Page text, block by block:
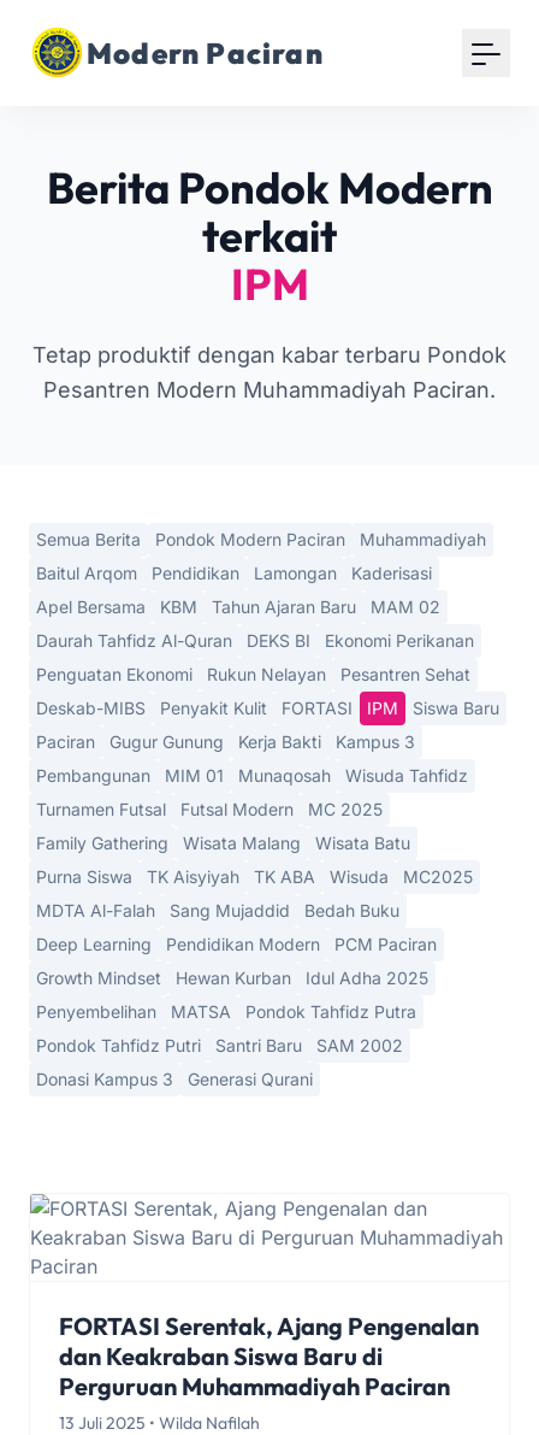
Modern Paciran
Berita Pondok Modern
terkait
IPM
Tetap produktif dengan kabar terbaru Pondok
Pesantren Modern Muhammadiyah Paciran.
Semua Berita Pondok Modern Paciran
Muhammadiyah
Baitul Arqom
Pendidikan Lamongan
Kaderisasi
Apel Bersama
KBM Tahun Ajaran Baru
MAM 02
Daurah Tahfidz Al-Quran
DEKS BI
Ekonomi Perikanan
Penguatan Ekonomi
Rukun Nelayan
Pesantren Sehat
Deskab-MIBS
Penyakit Kulit FORTASI IPM
Siswa Baru
Paciran
Gugur Gunung Kerja Bakti
Kampus 3
Pembangunan
MIM 01 Munaqosah
Wisuda Tahfidz
Turnamen Futsal
Futsal Modern
MC 2025
Family Gathering
Wisata Malang
Wisata Batu
Purna Siswa
TK Aisyiyah TK ABA Wisuda
MC2025
MDTA Al-Falah
Sang Mujaddid
Bedah Buku
Deep Learning
Pendidikan Modern
PCM Paciran
Growth Mindset
Hewan Kurban
Idul Adha 2025
Penyembelihan
MATSA
Pondok Tahfidz Putra
Pondok Tahfidz Putri
Santri Baru
SAM 2002
Donasi Kampus 3
Generasi Qurani
FORTASI Serentak, Ajang Pengenalan
dan Keakraban Siswa Baru di
Perguruan Muhammadiyah Paciran
13 Juli 2025 • Wilda Nafilah